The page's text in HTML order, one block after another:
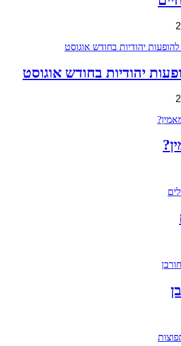
יהודיות בחודש אוגוסט